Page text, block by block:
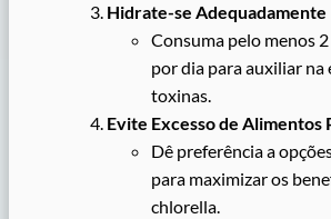
Hidrate-se Adequadamente
Consuma pelo menos
por dia para auxiliar na
toxinas.
Evite Excesso de Alimentos
Dê preferência a
para maximizar os
chlorella.